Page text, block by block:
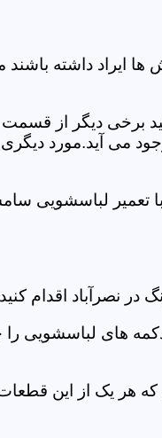
داشته باشند
برخی دیگر از قسمت
می آید.مورد دیگری
لباسشویی
نصرآباد اقدام
های لباسشویی را
هر یک از این